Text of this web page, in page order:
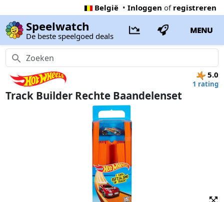
België • Inloggen of registreren
Speelwatch
De beste speelgoed deals
MENU
5.0
1 rating
Track Builder Rechte Baandelenset